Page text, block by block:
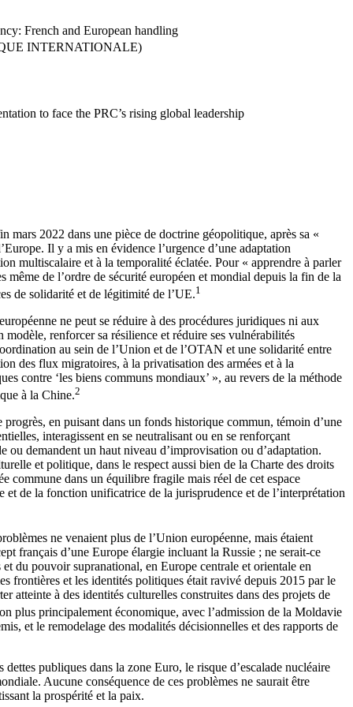
French and European handling
INTERNATIONALE)
to face the PRC’s rising global leadership
mars 2022 dans une pièce de doctrine géopolitique, après sa «
Il y a mis en évidence l’urgence d’une adaptation
multiscalaire et à la temporalité éclatée. Pour « apprendre à parler
même de l’ordre de sécurité européen et mondial depuis la fin de la
de solidarité et de légitimité de l’UE.1
ne peut se réduire à des procédures juridiques ni aux
renforcer sa résilience et réduire ses vulnérabilités
au sein de l’Union et de l’OTAN et une solidarité entre
des flux migratoires, à la privatisation des armées et à la
contre ‘les biens communs mondiaux’ », au revers de la méthode
à la Chine.2
en puisant dans un fonds historique commun, témoin d’une
interagissent en se neutralisant ou en se renforçant
ou demandent un haut niveau d’improvisation ou d’adaptation.
et politique, dans le respect aussi bien de la Charte des droits
commune dans un équilibre fragile mais réel de cet espace
de la fonction unificatrice de la jurisprudence et de l’interprétation
ne venaient plus de l’Union européenne, mais étaient
français d’une Europe élargie incluant la Russie ; ne serait-ce
du pouvoir supranational, en Europe centrale et orientale en
frontières et les identités politiques était ravivé depuis 2015 par le
atteinte à des identités culturelles construites dans des projets de
plus principalement économique, avec l’admission de la Moldavie
et le remodelage des modalités décisionnelles et des rapports de
publiques dans la zone Euro, le risque d’escalade nucléaire
Aucune conséquence de ces problèmes ne saurait être
la prospérité et la paix.